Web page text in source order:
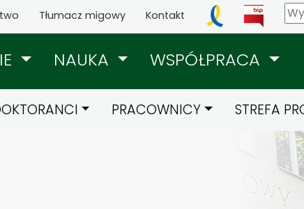
Tłumacz migowy Kontakt
NAUKA WSPÓŁPRACA
PRACOWNICY STREFA